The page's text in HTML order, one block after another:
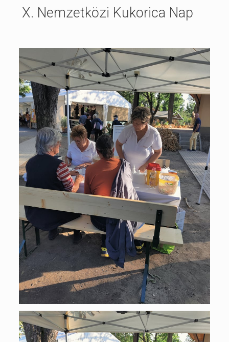
X. Nemzetközi Kukorica Nap